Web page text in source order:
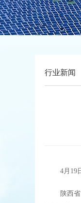
行业新闻
4月19
陕西